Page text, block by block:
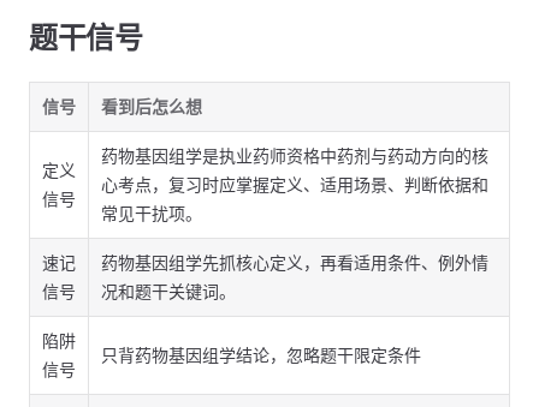
题干信号
信号 看到后怎么想
定义
信号
药物基因组学是执业药师资格中药剂与药动方向的核
心考点，复习时应掌握定义、适用场景、判断依据和
常见干扰项。
速记
信号
药物基因组学先抓核心定义，再看适用条件、例外情
况和题干关键词。
陷阱
信号
只背药物基因组学结论，忽略题干限定条件